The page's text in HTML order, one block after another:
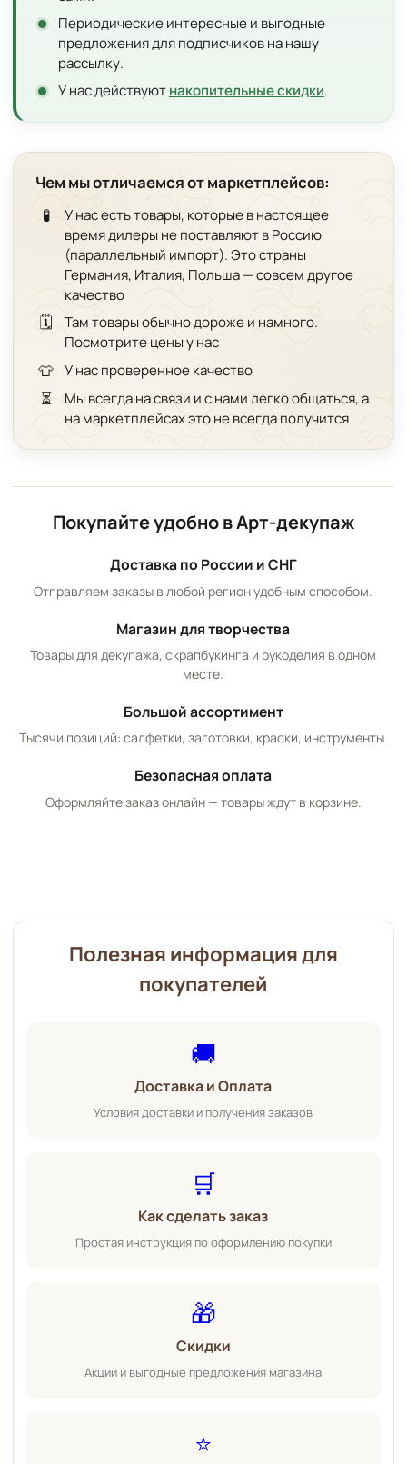
Периодические интересные и выгодные
предложения для подписчиков на нашу
рассылку.
У нас действуютнакопительные скидки.
Чем мы отличаемся от маркетплейсов:
🧪
У нас есть товары, которые в настоящее
время дилеры не поставляют в Россию
(параллельный импорт). Это страны
Германия, Италия, Польша — совсем другое
качество
🗓️
Там товары обычно дороже и намного.
Посмотрите цены у нас
👕 У нас проверенное качество
⏳
Мы всегда на связи и с нами легко общаться, а
на маркетплейсах это не всегда получится
Покупайте удобно в Арт-декупаж
Доставка по России и СНГ
Отправляем заказы в любой регион удобным способом.
Магазин для творчества
Товары для декупажа, скрапбукинга и рукоделия в одном
месте.
Большой ассортимент
Тысячи позиций: салфетки, заготовки, краски, инструменты.
Безопасная оплата
Оформляйте заказ онлайн — товары ждут в корзине.
Полезная информация для
покупателей
🚚
Доставка и Оплата
Условия доставки и получения заказов
🛒
Как сделать заказ
Простая инструкция по оформлению покупки
🎁
Скидки
Акции и выгодные предложения магазина
⭐